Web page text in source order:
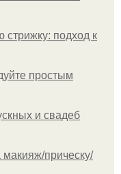
стрижку: подход к
простым
и свадеб
прическу/